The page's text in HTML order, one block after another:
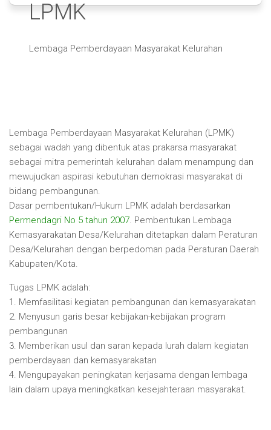
LPMK
Lembaga Pemberdayaan Masyarakat Kelurahan
Lembaga Pemberdayaan Masyarakat Kelurahan (LPMK)
sebagai wadah yang dibentuk atas prakarsa masyarakat
sebagai mitra pemerintah kelurahan dalam menampung dan
mewujudkan aspirasi kebutuhan demokrasi masyarakat di
bidang pembangunan.
Dasar pembentukan/Hukum LPMK adalah berdasarkan
Permendagri No 5 tahun 2007. Pembentukan Lembaga
Kemasyarakatan Desa/Kelurahan ditetapkan dalam Peraturan
Desa/Kelurahan dengan berpedoman pada Peraturan Daerah
Kabupaten/Kota.
Tugas LPMK adalah:
1. Memfasilitasi kegiatan pembangunan dan kemasyarakatan
2. Menyusun garis besar kebijakan-kebijakan program
pembangunan
3. Memberikan usul dan saran kepada lurah dalam kegiatan
pemberdayaan dan kemasyarakatan
4. Mengupayakan peningkatan kerjasama dengan lembaga
lain dalam upaya meningkatkan kesejahteraan masyarakat.